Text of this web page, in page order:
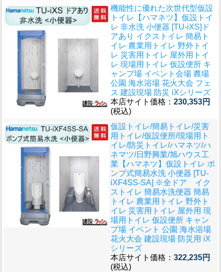
機能性に優れた次世代型仮設
トイレ
【ハマネツ】仮設トイ
レ 非水洗 小便器 [TU-iXS]ド
アあり イクストイレ 簡易ト
イレ 農業用トイレ 野外トイ
レ 災害用トイレ 屋外用トイ
レ 現場用トイレ 仮設便所 キ
ャンプ場 イベント会場 農場
公園 海水浴場 花火大会 フェ
ス 建設現場 防災 iXシリーズ
本店サイト価格： 230,353円
(税込)
仮設トイレ/簡易トイレ/災害
用トイレ/仮設便所/現場用ト
イレ/防災トイレ/ハマネツ/ハ
ネマツ/日野興業/旭ハウス工
業 【ハマネツ】仮設トイレ ポ
ンプ式簡易水洗 小便器 [TU-
iXF4SS-SA] ※全ドア イク
ストイレ 簡易水洗便器 簡易
トイレ 農業用トイレ 野外ト
イレ 災害用トイレ 屋外用 現
場用トイレ 仮設便所 キャン
プ場 イベント 公園 海水浴場
花火大会 建設現場 防災用 iX
シリーズ
本店サイト価格： 322,235円
(税込)